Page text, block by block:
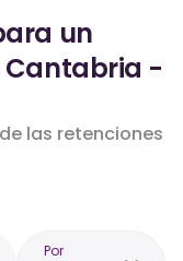
un
Cantabria -
las retenciones
Por